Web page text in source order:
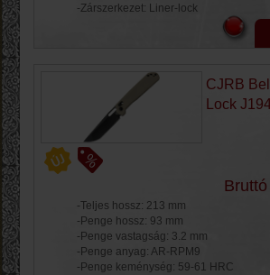
-Zárszerkezet: Liner-lock
CJRB
Lock
-Teljes hossz: 213 mm
-Penge hossz: 93 mm
-Penge vastagság: 3.2 mm
-Penge anyag: AR-RPM9
-Penge keménység: 59-61 HRC